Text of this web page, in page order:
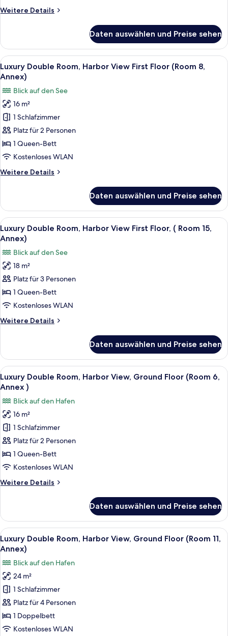
floor
main
building)
anzeigen
Weitere Details
Weitere
Romantic
Double
Room,
City
Ground
floor
(Room
4,
main
Daten auswählen und Preise sehen
Alle
Fotos
Luxury
Double
Room,
Harbor
View
First
(Room
anzeigen
Ein ordentlich bezogenes Bett mit
6
Luxury Double Room, Harbor View First Floor (Room 8,
Annex)
Blick auf den See
16 m²
1 Schlafzimmer
Platz für 2 Personen
1 Queen-Bett
Kostenloses WLAN
Weitere Details
Weitere
Double
Room,
Harbor
View
Floor
(Room
8,
Annex)
Daten auswählen und Preise sehen
Alle
Fotos
Luxury
Double
Room,
Harbor
View
First
Floor,
Room
15,
Annex)
anzeigen
Ein Hotelzimmer mit Bett, Sessel,
7
Luxury Double Room, Harbor View First Floor, ( Room 15,
Annex)
Blick auf den See
18 m²
Platz für 3 Personen
1 Queen-Bett
Kostenloses WLAN
Weitere Details
Weitere
Double
Room,
Harbor
View
Floor,
Room
15,
Annex)
Daten auswählen und Preise sehen
Alle
Fotos
Luxury
Double
Room,
Harbor
View,
Ground
(Room
anzeigen
Ein Schlafzimmer mit Bett,
7
Luxury Double Room, Harbor View, Ground Floor (Room 6,
Annex )
Blick auf den Hafen
16 m²
1 Schlafzimmer
Platz für 2 Personen
1 Queen-Bett
Kostenloses WLAN
Weitere Details
Weitere
Double
Room,
Harbor
View,
Ground
Floor
(Room
6,
Annex
Daten auswählen und Preise sehen
Alle
Fotos
Luxury
Double
Room,
Harbor
View,
Ground
Ein Hotelzimmer mit einem großen
8
Luxury Double Room, Harbor View, Ground Floor (Room 11,
Annex)
Blick auf den Hafen
24 m²
1 Schlafzimmer
Platz für 4 Personen
1 Doppelbett
Kostenloses WLAN